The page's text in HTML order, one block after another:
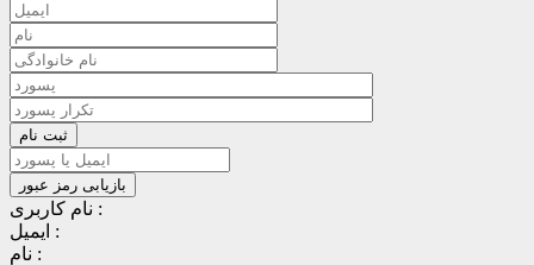
نام کاربری :
ایمیل :
نام :